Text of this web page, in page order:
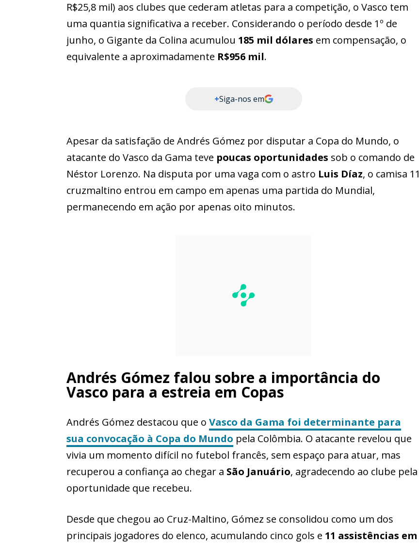
R$25,8 mil) aos clubes que cederam atletas para a competição, o Vasco tem
uma quantia significativa a receber. Considerando o período desde 1º de
junho, o Gigante da Colina acumulou 185 mil dólares em compensação, o
equivalente a aproximadamente R$956 mil.
+Siga-nos em
Apesar da satisfação de Andrés Gómez por disputar a Copa do Mundo, o
atacante do Vasco da Gama teve poucas oportunidades sob o comando de
Néstor Lorenzo. Na disputa por uma vaga com o astro Luis Díaz, o camisa 11
cruzmaltino entrou em campo em apenas uma partida do Mundial,
permanecendo em ação por apenas oito minutos.
Andrés Gómez falou sobre a importância do
Vasco para a estreia em Copas
Andrés Gómez destacou que o Vasco da Gama foi determinante para
sua convocação à Copa do Mundo pela Colômbia. O atacante revelou que
vivia um momento difícil no futebol francês, sem espaço para atuar, mas
recuperou a confiança ao chegar a São Januário, agradecendo ao clube pela
oportunidade que recebeu.
Desde que chegou ao Cruz-Maltino, Gómez se consolidou como um dos
principais jogadores do elenco, acumulando cinco gols e 11 assistências em